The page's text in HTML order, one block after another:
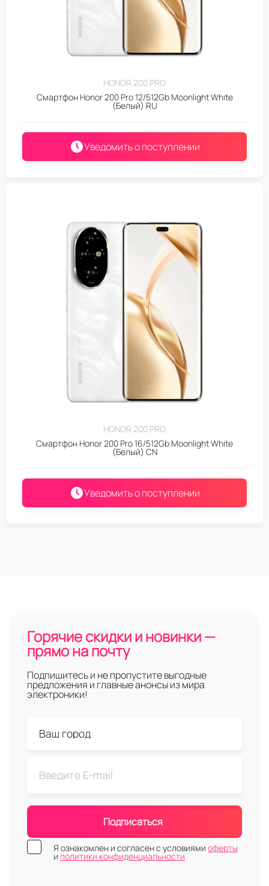
HONOR 200 PRO
Смартфон Honor 200 Pro 12/512Gb Moonlight White
(Белый) RU
Уведомить о поступлении
HONOR 200 PRO
Смартфон Honor 200 Pro 16/512Gb Moonlight White
(Белый) CN
Уведомить о поступлении
Горячие скидки и новинки —
прямо на почту
Подпишитесь и не пропустите выгодные
предложения и главные анонсы из мира
электроники!
Подписаться
Я ознакомлен и согласен с условиями оферты
и политики конфиденциальности